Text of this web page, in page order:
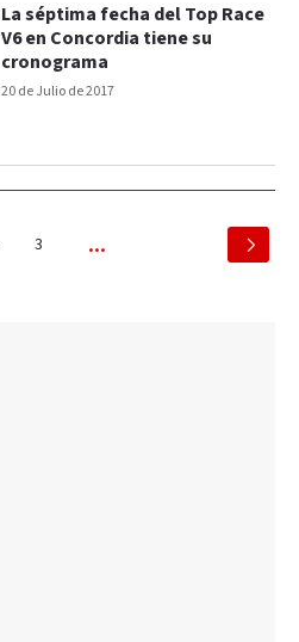
20 de Julio de 2017
La séptima fecha del Top Race
V6 en Concordia tiene su
cronograma
3